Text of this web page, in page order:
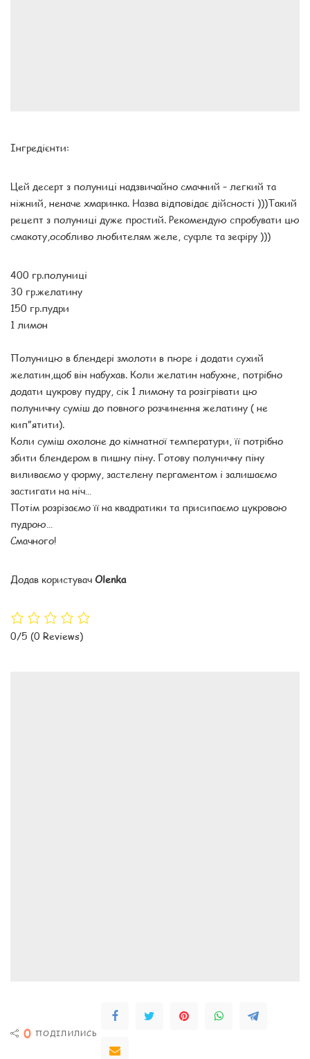
Інгредієнти:
Цей десерт з полуниці надзвичайно смачний – легкий та
ніжний, неначе хмаринка. Назва відповідає дійсності )))Такий
рецепт з полуниці дуже простий. Рекомендую спробувати цю
смакоту,особливо любителям желе, суфле та зефіру )))
400 гр.полуниці
30 гр.желатину
150 гр.пудри
1 лимон
Полуницю в блендері змолоти в пюре і додати сухий
желатин,щоб він набухав. Коли желатин набухне, потрібно
додати цукрову пудру, сік 1 лимону та розігрівати цю
полуничну суміш до повного розчинення желатину ( не
кип”ятити).
Коли суміш охолоне до кімнатної температури, її потрібно
збити блендером в пишну піну. Готову полуничну піну
виливаємо у форму, застелену пергаментом і залишаємо
застигати на ніч…
Потім розрізаємо її на квадратики та присипаємо цукровою
пудрою…
Смачного!
Додав користувач Olenka
0/5 (0 Reviews)
0 ПОДІЛИЛИСЬ